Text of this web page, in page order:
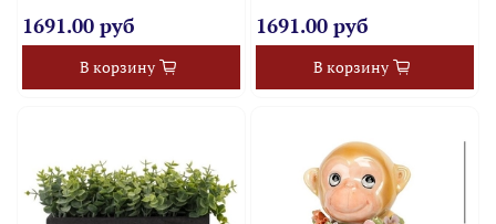
1691.00 руб
В корзину
1691.00 руб
В корзину